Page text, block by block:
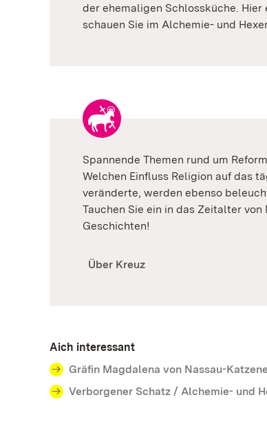
der ehemaligen Schlossküche. Hier
schauen Sie im Alchemie- und
Spannende Themen rund um
Welchen Einfluss Religion auf das
veränderte, werden ebenso
Tauchen Sie ein in das Zeitalter
Geschichten!
Über Kreuz
Aich interessant
Gräfin Magdalena von Nassau-
Verborgener Schatz / Alchemie- und